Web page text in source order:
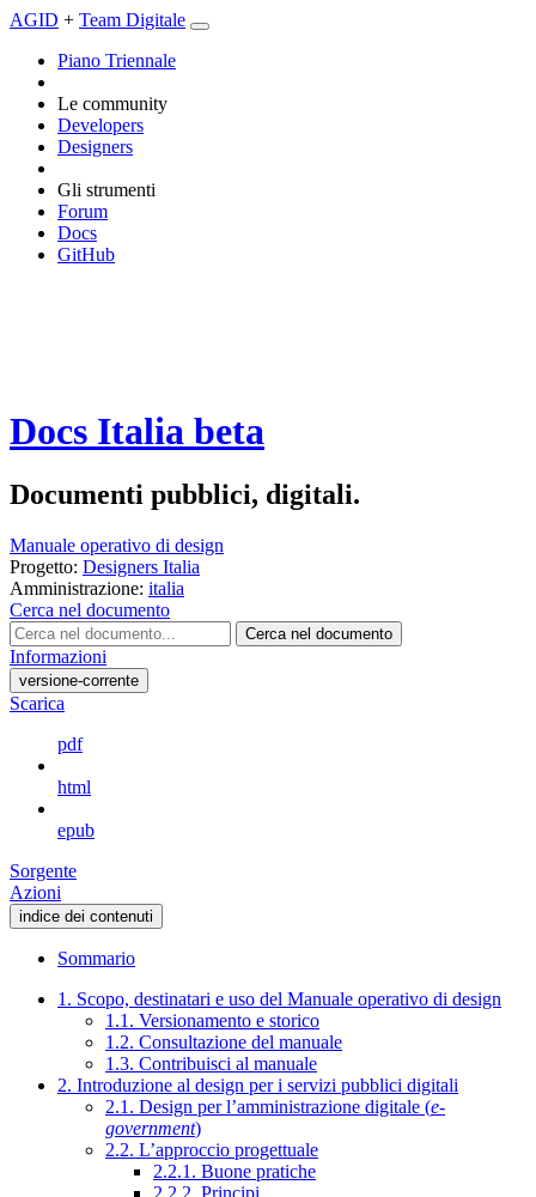
AGID + Team Digitale
Piano Triennale
Le community
Developers
Designers
Gli strumenti
Forum
Docs
GitHub
Docs Italia beta
Documenti pubblici, digitali.
Manuale operativo di design
Progetto: Designers Italia
Amministrazione: italia
Cerca nel documento
Cerca nel documento
Informazioni
versione-corrente
Scarica
pdf
html
epub
Sorgente
Azioni
indice dei contenuti
Sommario
1. Scopo, destinatari e uso del Manuale operativo di design
1.1. Versionamento e storico
1.2. Consultazione del manuale
1.3. Contribuisci al manuale
2. Introduzione al design per i servizi pubblici digitali
2.1. Design per l’amministrazione digitale (e-
government)
2.2. L’approccio progettuale
2.2.1. Buone pratiche
2.2.2. Principi